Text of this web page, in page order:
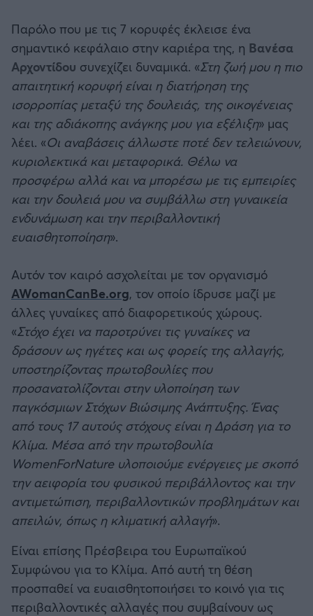
Παρόλο που με τις 7 κορυφές έκλεισε ένα
σημαντικό κεφάλαιο στην καριέρα της, η Βανέσα
Αρχοντίδου συνεχίζει δυναμικά. «Στη ζωή μου η πιο
απαιτητική κορυφή είναι η διατήρηση της
ισορροπίας μεταξύ της δουλειάς, της οικογένειας
και της αδιάκοπης ανάγκης μου για εξέλιξη» μας
λέει. «Οι αναβάσεις άλλωστε ποτέ δεν τελειώνουν,
κυριολεκτικά και μεταφορικά. Θέλω να
προσφέρω αλλά και να μπορέσω με τις εμπειρίες
και την δουλειά μου να συμβάλλω στη γυναικεία
ενδυνάμωση και την περιβαλλοντική
ευαισθητοποίηση».
Αυτόν τον καιρό ασχολείται με τον οργανισμό
AWomanCanBe.org, τον οποίο ίδρυσε μαζί με
άλλες γυναίκες από διαφορετικούς χώρους.
«Στόχο έχει να παροτρύνει τις γυναίκες να
δράσουν ως ηγέτες και ως φορείς της αλλαγής,
υποστηρίζοντας πρωτοβουλίες που
προσανατολίζονται στην υλοποίηση των
παγκόσμιων Στόχων Βιώσιμης Ανάπτυξης. Ένας
από τους 17 αυτούς στόχους είναι η Δράση για το
Κλίμα. Μέσα από την πρωτοβουλία
WomenForNature υλοποιούμε ενέργειες με σκοπό
την αειφορία του φυσικού περιβάλλοντος και την
αντιμετώπιση, περιβαλλοντικών προβλημάτων και
απειλών, όπως η κλιματική αλλαγή».
Είναι επίσης Πρέσβειρα του Ευρωπαϊκού
Συμφώνου για το Κλίμα. Από αυτή τη θέση
προσπαθεί να ευαισθητοποιήσει το κοινό για τις
περιβαλλοντικές αλλαγές που συμβαίνουν ως